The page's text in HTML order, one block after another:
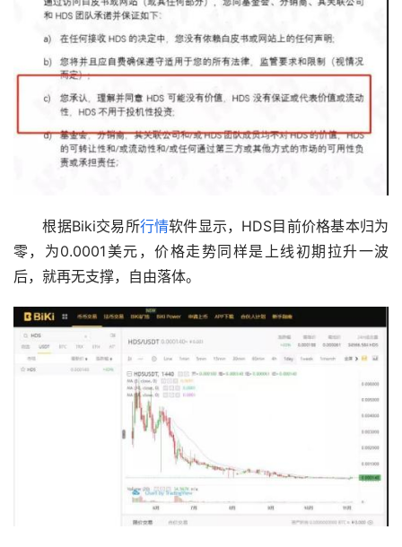
根据Biki交易所行情软件显示，HDS目前价格基本归为
零，为0.0001美元，价格走势同样是上线初期拉升一波
后，就再无支撑，自由落体。